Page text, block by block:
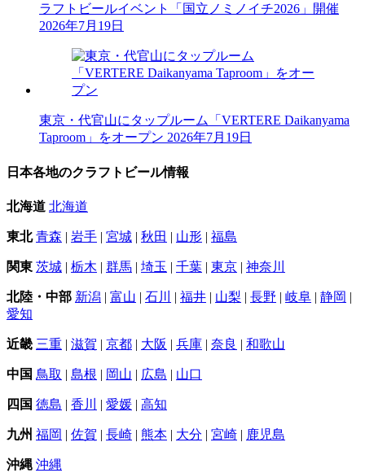
ラフトビールイベント「国立ノミノイチ2026」開催
2026年7月19日
東京・代官山にタップルーム「VERTERE Daikanyama
Taproom」をオープン 2026年7月19日
日本各地のクラフトビール情報
北海道 北海道
東北 青森 | 岩手 | 宮城 | 秋田 | 山形 | 福島
関東 茨城 | 栃木 | 群馬 | 埼玉 | 千葉 | 東京 | 神奈川
北陸・中部 新潟 | 富山 | 石川 | 福井 | 山梨 | 長野 | 岐阜 | 静岡 |
愛知
近畿 三重 | 滋賀 | 京都 | 大阪 | 兵庫 | 奈良 | 和歌山
中国 鳥取 | 島根 | 岡山 | 広島 | 山口
四国 徳島 | 香川 | 愛媛 | 高知
九州 福岡 | 佐賀 | 長崎 | 熊本 | 大分 | 宮崎 | 鹿児島
沖縄 沖縄